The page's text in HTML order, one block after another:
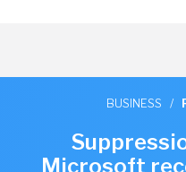
BUSINESS /
Microsoft